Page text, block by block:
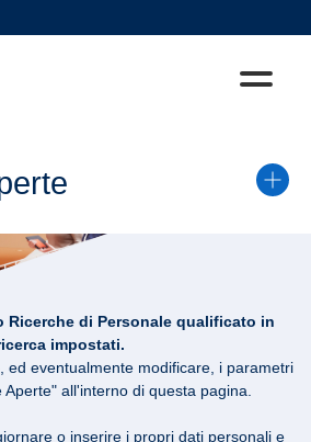
Ricerche di Personale qualificato in
impostati.
ed eventualmente modificare, i parametri
all'interno di questa pagina.
o inserire i propri dati personali e